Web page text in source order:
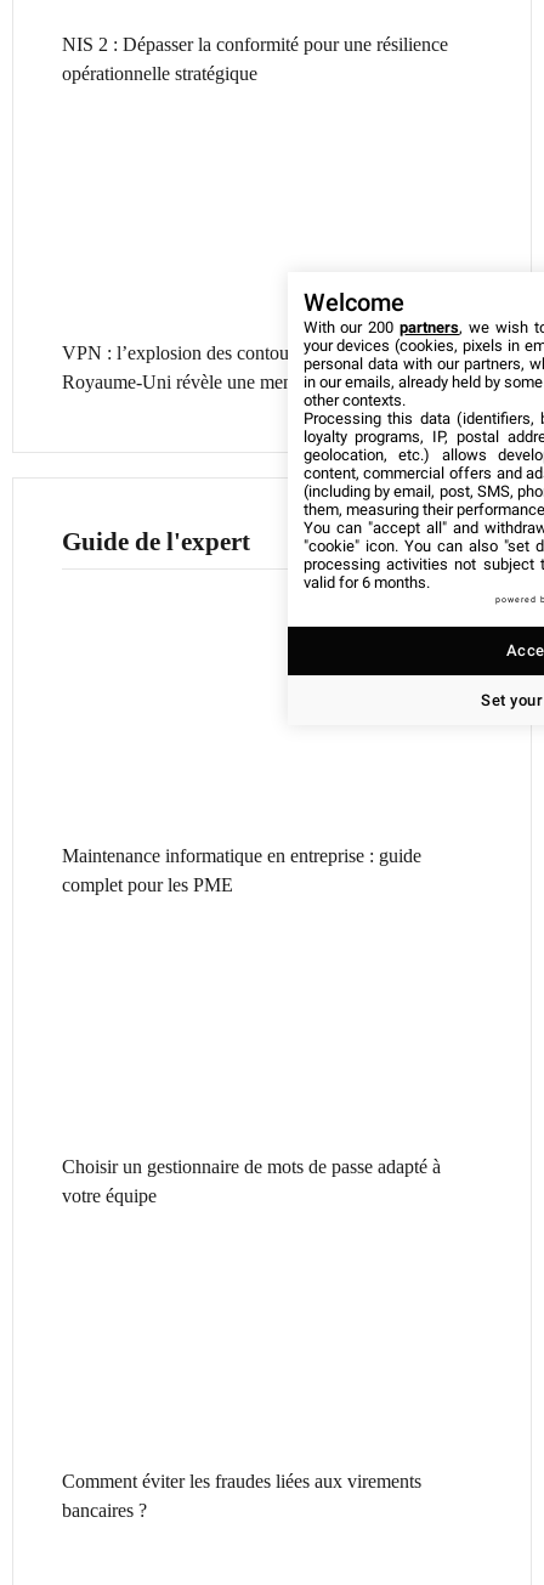
NIS 2 : Dépasser la conformité pour une résilience
opérationnelle stratégique
VPN : l’explosion des contournements d’âge au
Royaume-Uni révèle une menace cyber croissante
Guide de l'expert
Maintenance informatique en entreprise : guide
complet pour les PME
Choisir un gestionnaire de mots de passe adapté à
votre équipe
Comment éviter les fraudes liées aux virements
bancaires ?
Welcome
With our 200partners, we wish
your devices (cookies, pixels in
personal data with our partners,
in our emails, already held by
other contexts.
Processing this data (identifiers,
loyalty programs, IP, postal
geolocation, etc.) allows
content, commercial offers and
(including by email, post, SMS,
them, measuring their
You can "accept all" and
"cookie" icon. You can also "set
processing activities not subject
valid for 6 months.
powered
Set